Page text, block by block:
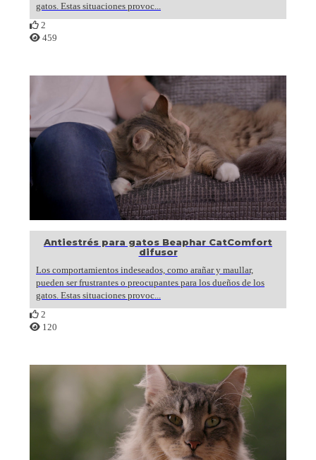
gatos. Estas situaciones provoc...
2
459
Antiestrés para gatos Beaphar CatComfort
difusor
Los comportamientos indeseados, como arañar y maullar,
pueden ser frustrantes o preocupantes para los dueños de los
gatos. Estas situaciones provoc...
2
120